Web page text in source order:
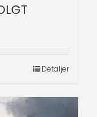
Detaljer